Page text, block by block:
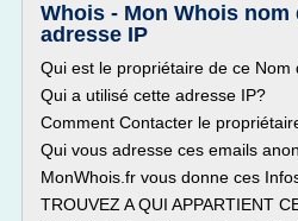
Whois - Mon Whois nom
adresse IP
Qui est le propriétaire de ce Nom
Qui a utilisé cette adresse IP?
Comment Contacter le
Qui vous adresse ces emails
MonWhois.fr vous donne ces
TROUVEZ A QUI APPARTIENT